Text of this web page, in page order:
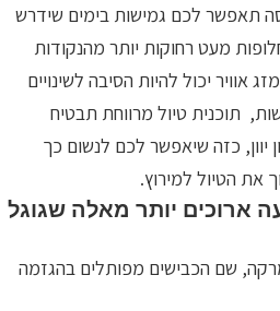
תאפשר לכם גמישות בימים שידרש
מעט רחוקות יותר מהנקודות
אוויר יכול להיות הסיבה לשינויים
תוכנית טיול מרווחת תבטיח
כזה שיאפשר לכם לנשום כך
את הטיול למירוץ.
ארוכים יותר מאלה שגוגל
שם הכבישים מפותלים בהגזמה